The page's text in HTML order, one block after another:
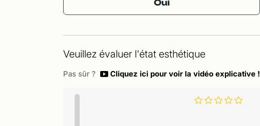
Oui
Veuillez évaluer l'état esthétique
Pas sûr ? Cliquez ici pour voir la vidéo explicative !